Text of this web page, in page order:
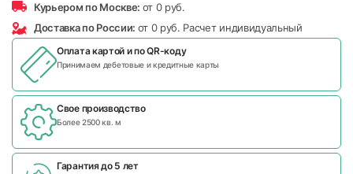
Курьером по Москве: от 0 руб.
Доставка по России: от 0 руб. Расчет индивидуальный
Оплата картой и поQR-коду
Принимаем дебетовые и кредитные карты
Свое производство
Более 2500 кв. м
Гарантия до 5 лет